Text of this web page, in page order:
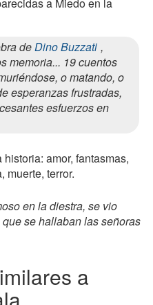
a Miedo en la
deDino Buzzati ,
memoria... 19 cuentos
o matando, o
esperanzas frustradas,
esfuerzos en
amor, fantasmas,
muerte, terror.
en la diestra, se vio
se hallaban las señoras
a